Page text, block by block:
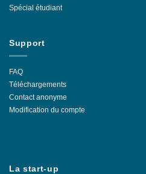
Spécial étudiant
Support
FAQ
Téléchargements
Contact anonyme
Modification du compte
La start-up